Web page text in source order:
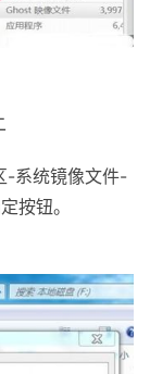
系统镜像文件-
按钮。